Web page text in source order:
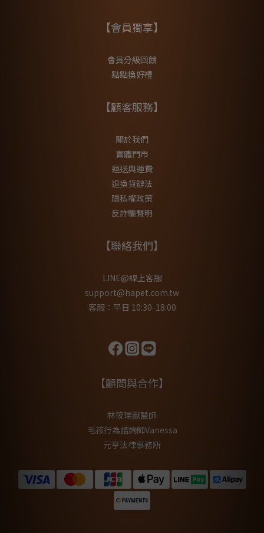
【會員獨享】
會員分級回饋
點點換好禮
【顧客服務】
關於我們
實體門市
運送與運費
退換貨辦法
隱私權政策
反詐騙聲明
【聯絡我們】
LINE@線上客服
support@hapet.com.tw
客服：平日 10:30-18:00
【顧問與合作】
林筱瑞獸醫師
毛孩行為諮詢師Vanessa
元亨法律事務所